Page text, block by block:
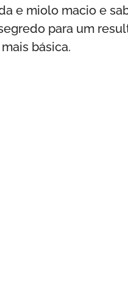
e miolo macio e
para um
básica.